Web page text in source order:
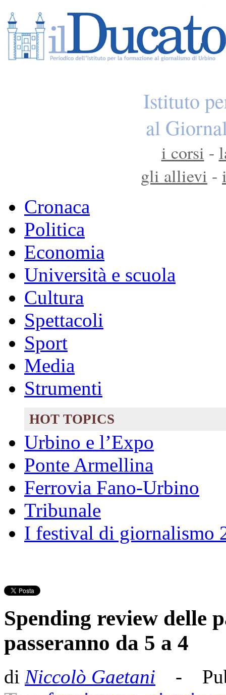
Istituto
al
i corsi -
gli allievi -
Cronaca
Politica
Economia
Università e scuola
Cultura
Spettacoli
Sport
Media
Strumenti
HOT TOPICS
Urbino e l’Expo
Ponte Armellina
Ferrovia Fano-Urbino
Tribunale
I festival di giornalismo
Spending review delle
passeranno da 5 a 4
di Niccolò Gaetani -